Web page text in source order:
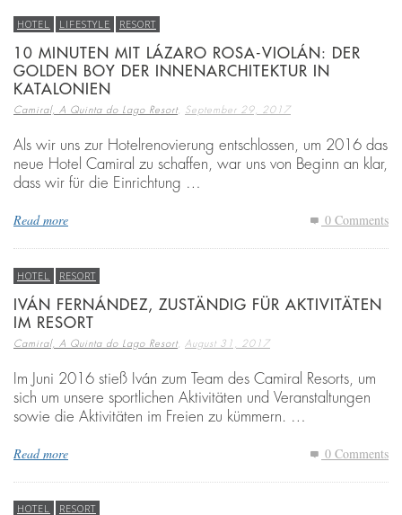
HOTEL LIFESTYLE RESORT
10 MINUTEN MIT LÁZARO ROSA-VIOLÁN: DER
GOLDEN BOY DER INNENARCHITEKTUR IN
KATALONIEN
Camiral, A Quinta do Lago Resort, September 29, 2017
Als wir uns zur Hotelrenovierung entschlossen, um 2016 das
neue Hotel Camiral zu schaffen, war uns von Beginn an klar,
dass wir für die Einrichtung …
Read more 0 Comments
HOTEL RESORT
IVÁN FERNÁNDEZ, ZUSTÄNDIG FÜR AKTIVITÄTEN
IM RESORT
Camiral, A Quinta do Lago Resort, August 31, 2017
Im Juni 2016 stieß Iván zum Team des Camiral Resorts, um
sich um unsere sportlichen Aktivitäten und Veranstaltungen
sowie die Aktivitäten im Freien zu kümmern. …
Read more 0 Comments
HOTEL RESORT